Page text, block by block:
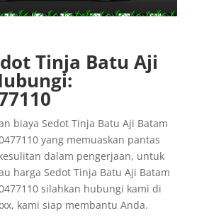
Tinja Batu Aji
biaya Sedot Tinja Batu Aji Batam
yang memuaskan pantas
dalam pengerjaan, untuk
harga Sedot Tinja Batu Aji Batam
silahkan hubungi kami di
kami siap membantu Anda.